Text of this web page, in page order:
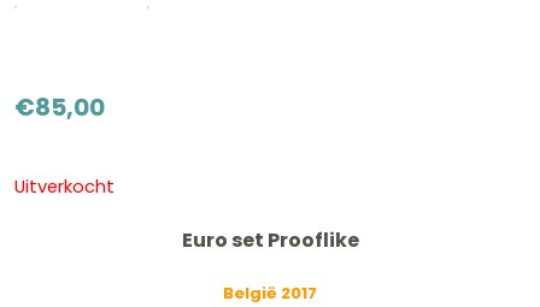
€85,00
Uitverkocht
Euro set Prooflike
België 2017